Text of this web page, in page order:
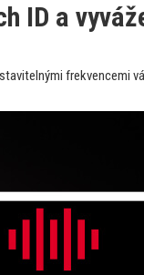
ID a
frekvencemi